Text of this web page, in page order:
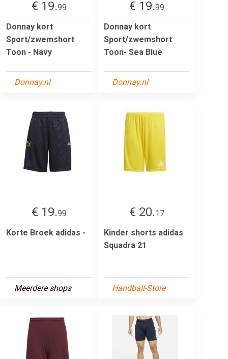
€ 19.99
Donnay kort
Sport/zwemshort
Toon - Navy
Donnay.nl
€ 19.99
Donnay kort
Sport/zwemshort
Toon- Sea Blue
Donnay.nl
€ 19.99
Korte Broek adidas -
Meerdere shops
€ 20.17
Kinder shorts adidas
Squadra 21
Handball-Store